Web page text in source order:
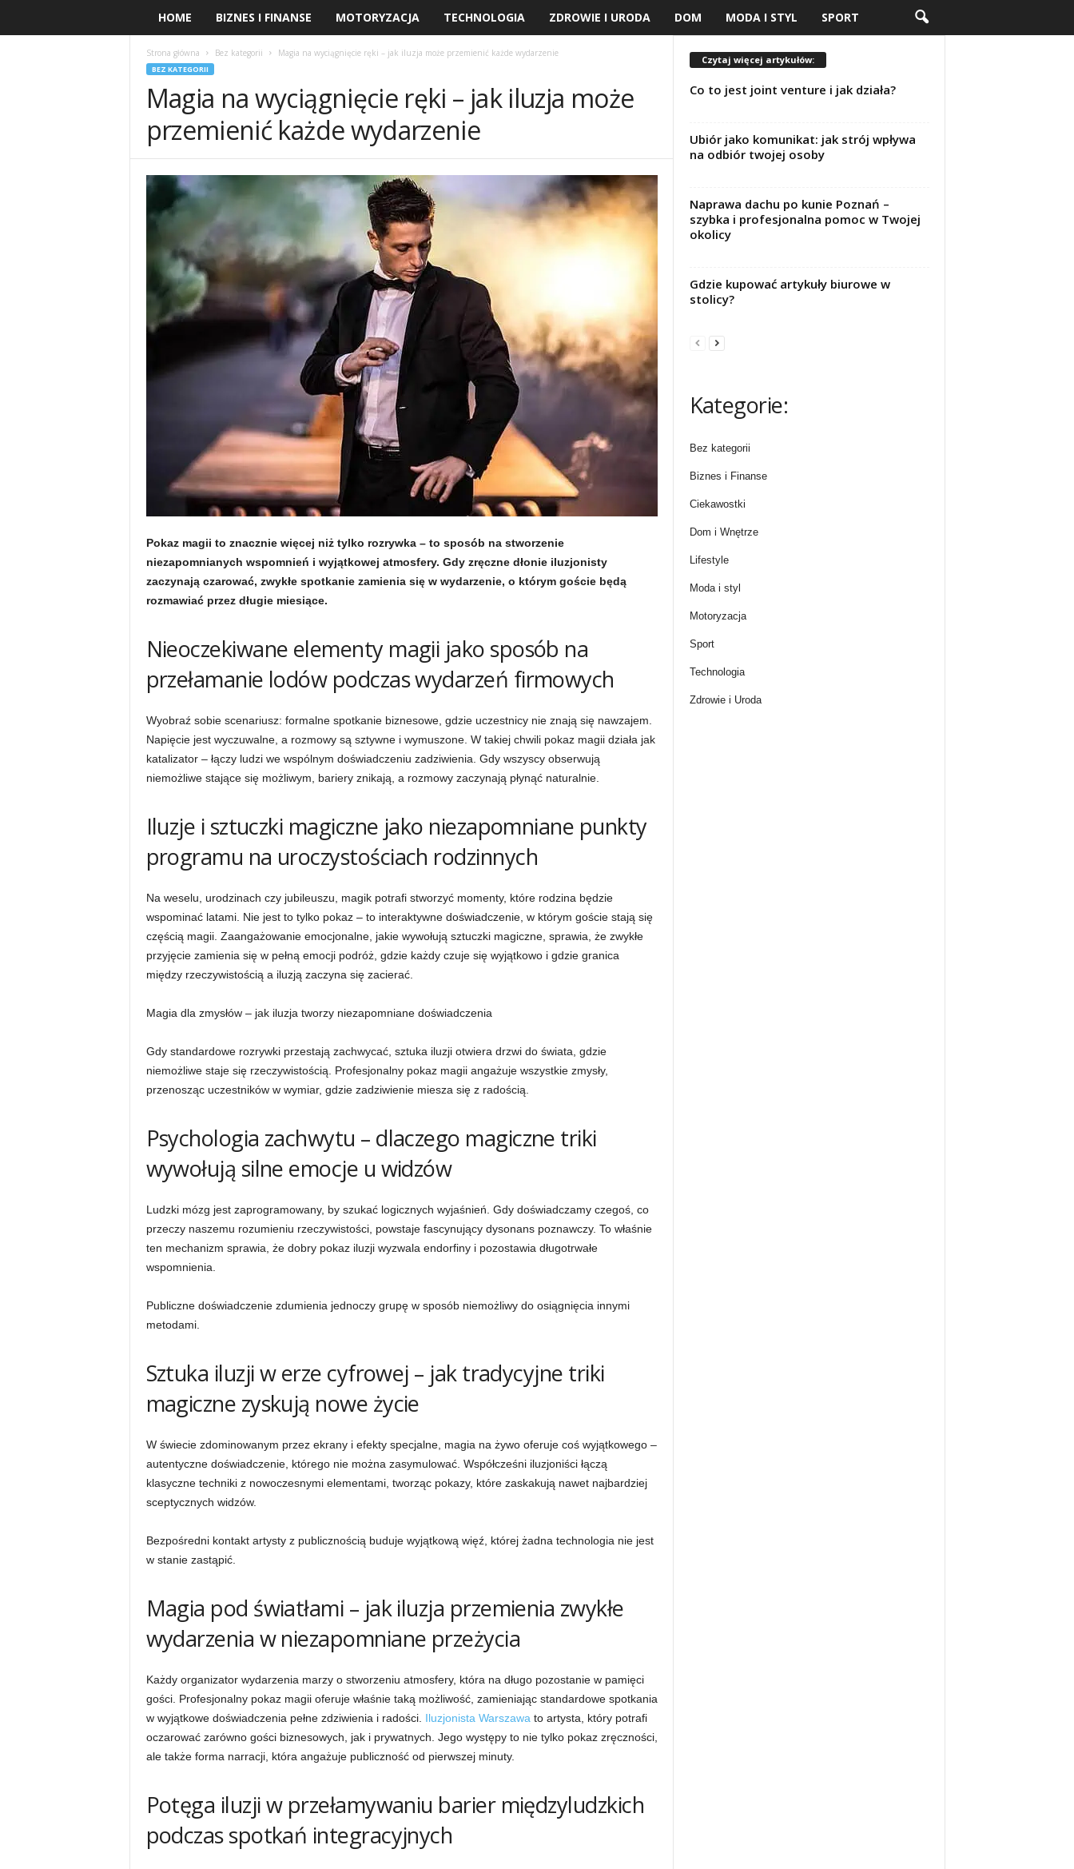
HOME BIZNES I FINANSE MOTORYZACJA TECHNOLOGIA ZDROWIE I URODA DOM MODA I STYL SPORT
Strona główna Bez kategorii Magia na wyciągnięcie ręki – jak iluzja może przemienić każde wydarzenie
BEZ KATEGORII
Magia na wyciągnięcie ręki – jak iluzja może
przemienić każde wydarzenie
Pokaz magii to znacznie więcej niż tylko rozrywka – to sposób na stworzenie
niezapomnianych wspomnień i wyjątkowej atmosfery. Gdy zręczne dłonie iluzjonisty
zaczynają czarować, zwykłe spotkanie zamienia się w wydarzenie, o którym goście będą
rozmawiać przez długie miesiące.
Nieoczekiwane elementy magii jako sposób na
przełamanie lodów podczas wydarzeń firmowych
Wyobraź sobie scenariusz: formalne spotkanie biznesowe, gdzie uczestnicy nie znają się nawzajem.
Napięcie jest wyczuwalne, a rozmowy są sztywne i wymuszone. W takiej chwili pokaz magii działa jak
katalizator – łączy ludzi we wspólnym doświadczeniu zadziwienia. Gdy wszyscy obserwują
niemożliwe stające się możliwym, bariery znikają, a rozmowy zaczynają płynąć naturalnie.
Iluzje i sztuczki magiczne jako niezapomniane punkty
programu na uroczystościach rodzinnych
Na weselu, urodzinach czy jubileuszu, magik potrafi stworzyć momenty, które rodzina będzie
wspominać latami. Nie jest to tylko pokaz – to interaktywne doświadczenie, w którym goście stają się
częścią magii. Zaangażowanie emocjonalne, jakie wywołują sztuczki magiczne, sprawia, że zwykłe
przyjęcie zamienia się w pełną emocji podróż, gdzie każdy czuje się wyjątkowo i gdzie granica
między rzeczywistością a iluzją zaczyna się zacierać.
Magia dla zmysłów – jak iluzja tworzy niezapomniane doświadczenia
Gdy standardowe rozrywki przestają zachwycać, sztuka iluzji otwiera drzwi do świata, gdzie
niemożliwe staje się rzeczywistością. Profesjonalny pokaz magii angażuje wszystkie zmysły,
przenosząc uczestników w wymiar, gdzie zadziwienie miesza się z radością.
Psychologia zachwytu – dlaczego magiczne triki
wywołują silne emocje u widzów
Ludzki mózg jest zaprogramowany, by szukać logicznych wyjaśnień. Gdy doświadczamy czegoś, co
przeczy naszemu rozumieniu rzeczywistości, powstaje fascynujący dysonans poznawczy. To właśnie
ten mechanizm sprawia, że dobry pokaz iluzji wyzwala endorfiny i pozostawia długotrwałe
wspomnienia.
Publiczne doświadczenie zdumienia jednoczy grupę w sposób niemożliwy do osiągnięcia innymi
metodami.
Sztuka iluzji w erze cyfrowej – jak tradycyjne triki
magiczne zyskują nowe życie
W świecie zdominowanym przez ekrany i efekty specjalne, magia na żywo oferuje coś wyjątkowego –
autentyczne doświadczenie, którego nie można zasymulować. Współcześni iluzjoniści łączą
klasyczne techniki z nowoczesnymi elementami, tworząc pokazy, które zaskakują nawet najbardziej
sceptycznych widzów.
Bezpośredni kontakt artysty z publicznością buduje wyjątkową więź, której żadna technologia nie jest
w stanie zastąpić.
Magia pod światłami – jak iluzja przemienia zwykłe
wydarzenia w niezapomniane przeżycia
Każdy organizator wydarzenia marzy o stworzeniu atmosfery, która na długo pozostanie w pamięci
gości. Profesjonalny pokaz magii oferuje właśnie taką możliwość, zamieniając standardowe spotkania
w wyjątkowe doświadczenia pełne zdziwienia i radości. Iluzjonista Warszawa to artysta, który potrafi
oczarować zarówno gości biznesowych, jak i prywatnych. Jego występy to nie tylko pokaz zręczności,
ale także forma narracji, która angażuje publiczność od pierwszej minuty.
Potęga iluzji w przełamywaniu barier międzyludzkich
podczas spotkań integracyjnych
Czytaj więcej artykułów:
Co to jest joint venture i jak działa?
Ubiór jako komunikat: jak strój wpływa
na odbiór twojej osoby
Naprawa dachu po kunie Poznań –
szybka i profesjonalna pomoc w Twojej
okolicy
Gdzie kupować artykuły biurowe w
stolicy?
Kategorie:
Bez kategorii
Biznes i Finanse
Ciekawostki
Dom i Wnętrze
Lifestyle
Moda i styl
Motoryzacja
Sport
Technologia
Zdrowie i Uroda